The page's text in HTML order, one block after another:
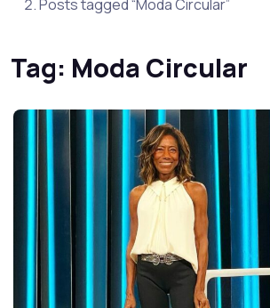
Posts tagged “Moda Circular”
Tag: Moda Circular